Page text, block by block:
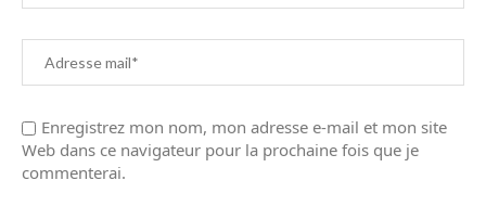
Enregistrez mon nom, mon adresse e-mail et mon site
Web dans ce navigateur pour la prochaine fois que je
commenterai.